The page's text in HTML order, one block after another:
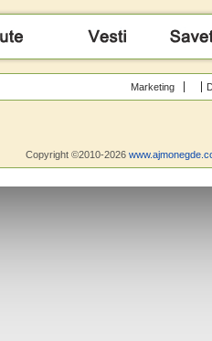
Marketing
Copyright ©2010-2026